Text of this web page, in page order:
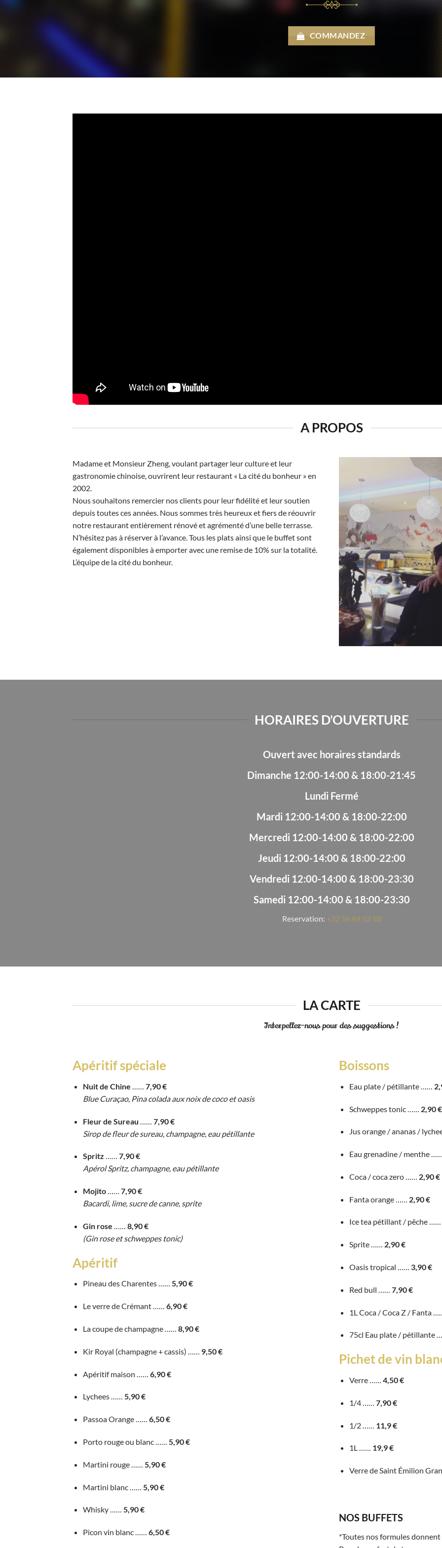
COMMANDEZ
A PROPOS
Madame et Monsieur Zheng, voulant partager leur culture et leur
gastronomie chinoise, ouvrirent leur restaurant « La cité du bonheur » en
2002.
Nous souhaitons remercier nos clients pour leur fidélité et leur soutien
depuis toutes ces années. Nous sommes très heureux et fiers de réouvrir
notre restaurant entièrement rénové et agrémenté d’une belle terrasse.
N’hésitez pas à réserver à l’avance. Tous les plats ainsi que le buffet sont
également disponibles à emporter avec une remise de 10% sur la totalité.
L’équipe de la cité du bonheur.
HORAIRES D'OUVERTURE
Ouvert avec horaires standards
Dimanche 12:00-14:00 & 18:00-21:45
Lundi Fermé
Mardi 12:00-14:00 & 18:00-22:00
Mercredi 12:00-14:00 & 18:00-22:00
Jeudi 12:00-14:00 & 18:00-22:00
Vendredi 12:00-14:00 & 18:00-23:30
Samedi 12:00-14:00 & 18:00-23:30
Reservation: +32 56 84 52 88
LA CARTE
Interpellez-nous pour des suggestions !
Apéritif spéciale
Nuit de Chine
7,90 €
Blue Curaçao, Pina colada aux noix de coco et oasis
Fleur de Sureau
7,90 €
Sirop de fleur de sureau, champagne, eau pétillante
Spritz …… 7,90 €
Apérol Spritz, champagne, eau pétillante
Mojito…… 7,90 €
Bacardi, lime, sucre de canne, sprite
Gin rose …… 8,90 €
(Gin rose et schweppes tonic)
Apéritif
Pineau des Charentes …… 5,90 €
Le verre de Crémant …… 6,90 €
La coupe de champagne …… 8,90 €
Kir Royal (champagne + cassis) …… 9,50 €
Apéritif maison …… 6,90 €
Lychees …… 5,90 €
Passoa Orange …… 6,50 €
Porto rouge ou blanc …… 5,90 €
Martini rouge …… 5,90 €
Martini blanc …… 5,90 €
Whisky …… 5,90 €
Picon vin blanc …… 6,50 €
Boissons
Eau plate / pétillante ……
Schweppes tonic …… 2,90 €
Jus orange / ananas /
Eau grenadine / menthe
Coca / coca zero …… 2,90 €
Fanta orange …… 2,90 €
Ice tea pétillant / pêche ……
Sprite …… 2,90 €
Oasis tropical …… 3,90 €
Red bull …… 7,90 €
1L Coca / Coca Z / Fanta
75cl Eau plate / pétillante
Pichet de vin
Verre …… 4,50 €
1/4 …… 7,90 €
1/2 …… 11,9 €
1L …… 19,9 €
Verre de Saint Émilion
NOS BUFFETS
*Toutes nos formules